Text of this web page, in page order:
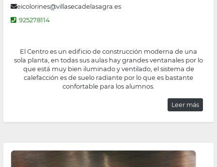
eicolorines@villasecadelasagra.es
925278114
El Centro es un edificio de construcción moderna de una
sola planta, en todas sus aulas hay grandes ventanales por lo
que está muy bien iluminado y ventilado, el sistema de
calefacción es de suelo radiante por lo que es bastante
confortable para los alumnos.
Leer más